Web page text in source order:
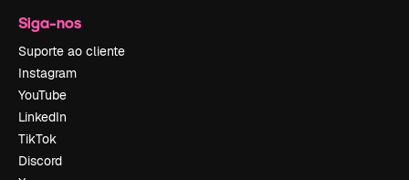
Siga-nos
Suporte ao cliente
Instagram
YouTube
LinkedIn
TikTok
Discord